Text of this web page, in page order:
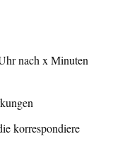
nach x Minuten
korrespondiere